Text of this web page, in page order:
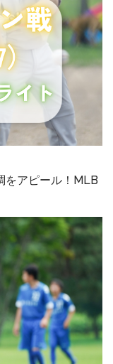
をアピール！MLB